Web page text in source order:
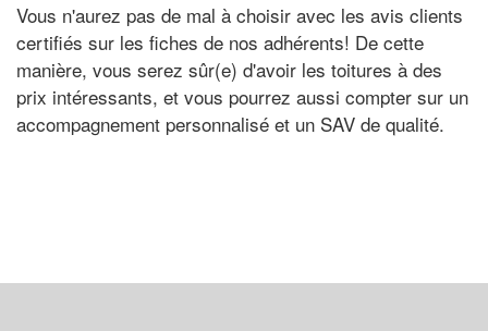
Vous n'aurez pas de mal à choisir avec les avis clients
certifiés sur les fiches de nos adhérents! De cette
manière, vous serez sûr(e) d'avoir les toitures à des
prix intéressants, et vous pourrez aussi compter sur un
accompagnement personnalisé et un SAV de qualité.